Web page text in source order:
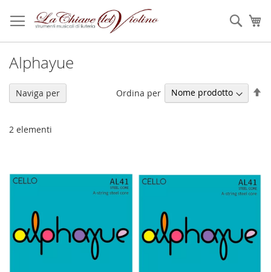
al
contenuto
Alphayue
2 elementi
Ordina per
Naviga per